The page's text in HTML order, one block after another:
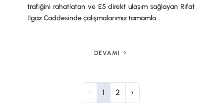
trafiğini rahatlatan ve E5 direkt ulaşım sağlayan Rıfat
Ilgaz Caddesinde çalışmalarımız tamamla...
DEVAMI
‹ 1 2 ›